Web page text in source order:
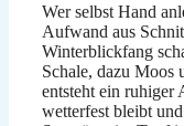
Wer selbst Hand
Aufwand aus
Winterblickfang
Schale, dazu Moos
entsteht ein ruhiger
wetterfest bleibt